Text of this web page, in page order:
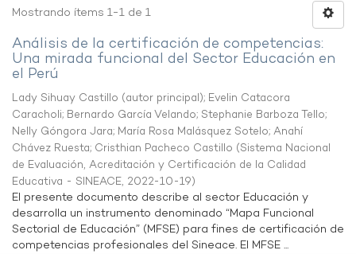
Mostrando ítems 1-1 de 1
Análisis de la certificación de competencias:
Una mirada funcional del Sector Educación en
el Perú
Lady Sihuay Castillo (autor principal); Evelin Catacora
Caracholi; Bernardo García Velando; Stephanie Barboza Tello;
Nelly Góngora Jara; María Rosa Malásquez Sotelo; Anahí
Chávez Ruesta; Cristhian Pacheco Castillo (Sistema Nacional
de Evaluación, Acreditación y Certificación de la Calidad
Educativa - SINEACE, 2022-10-19)
El presente documento describe al sector Educación y
desarrolla un instrumento denominado “Mapa Funcional
Sectorial de Educación” (MFSE) para fines de certificación de
competencias profesionales del Sineace. El MFSE ...